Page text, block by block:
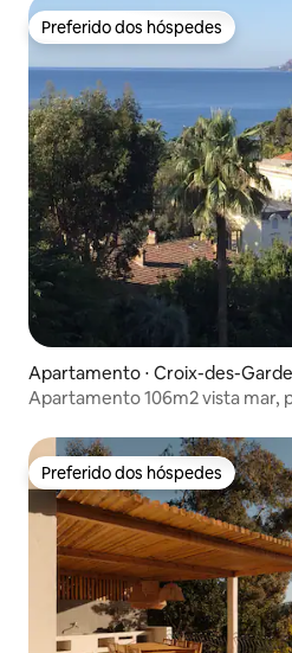
Preferido dos hóspedes
Preferido dos hóspedes
Apartamento ⋅ Croix-des-
Apartamento 106m2 vista mar,
Preferido dos hóspedes
Preferido dos hóspedes